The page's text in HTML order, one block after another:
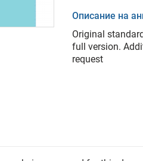
Описание на
Original
full version.
request